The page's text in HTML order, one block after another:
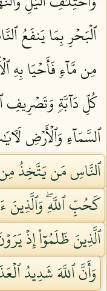
ٱلۡبَحۡرِ بِمَا يَنفَعُ
مِن مَّآءٖ فَأَحۡيَا بِهِ
كُلِّ دَآبَّةٖ وَتَصۡرِيفِ
ٱلسَّمَآءِ وَٱلۡأَرۡضِ
ٱلنَّاسِ مَن يَتَّخِذُ مِن
كَحُبِّ ٱللَّهِۖ وَٱلَّذِينَ
ٱلَّذِينَ ظَلَمُوٓاْ إِذۡ
وَأَنَّ ٱللَّهَ شَدِيدُ